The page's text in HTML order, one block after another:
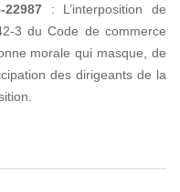
: L’interposition de
3 du Code de commerce
morale qui masque, de
des dirigeants de la